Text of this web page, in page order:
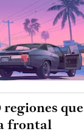
que
frontal